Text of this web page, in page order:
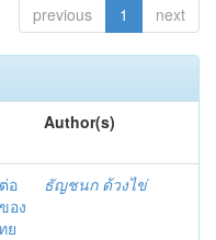
previous 1 next
Author(s)
อ
อง
ย
ธัญชนก ด้วงไข่